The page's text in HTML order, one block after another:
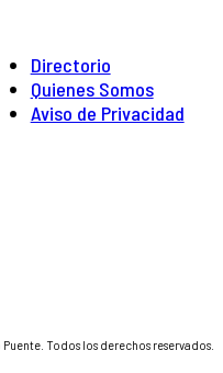
Directorio
Quienes Somos
Aviso de Privacidad
Todos los derechos reservados.